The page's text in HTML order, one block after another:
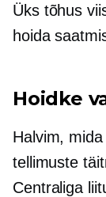
Üks tõhus
hoida
Hoidke
Halvim,
tellimuste
Centraliga